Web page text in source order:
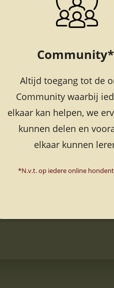
Community*
Altijd toegang tot de
Community waarbij
elkaar kan helpen, we
kunnen delen en
elkaar kunnen
*N.v.t. op iedere online